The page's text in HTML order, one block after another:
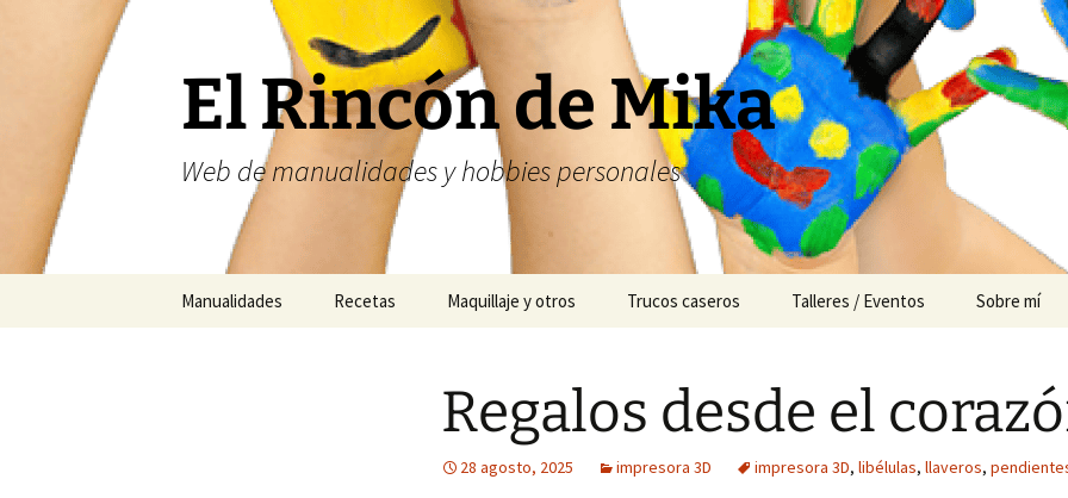
El Rincón de Mika
Web de manualidades y hobbies personales
Manualidades Recetas Maquillaje y otros Trucos caseros Talleres / Eventos
Mesas dulces
Animación
Sobre mí
Regalos desde el
28 agosto, 2025 impresora 3D impresora 3D, libélulas, llaveros,